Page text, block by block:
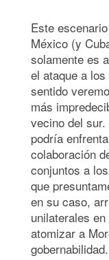
Este
México (y
solamente es
el ataque a
sentido
más
vecino del
podría
colaboración
conjuntos a
que
en su caso,
unilaterales
atomizar a
gobernabilidad.